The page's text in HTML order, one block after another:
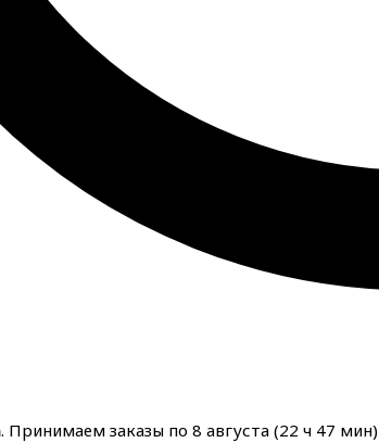
. Принимаем заказы по 8 августа (22 ч 47 мин)